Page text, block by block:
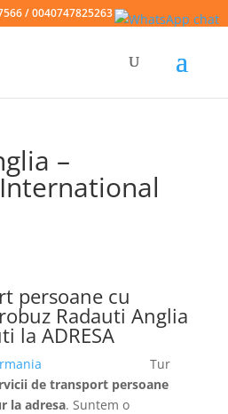
/ 0040747825263
–
persoane cu
Radauti Anglia
la ADRESA
Tur
de transport persoane
la adresa. Suntem o